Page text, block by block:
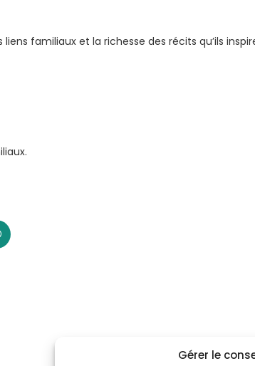
Gérer le
familiaux et la richesse des récits qu’ils